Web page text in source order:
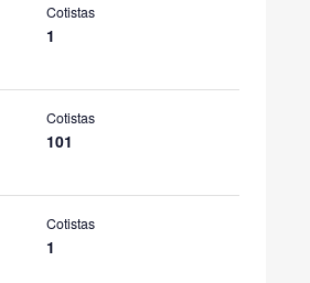
Cotistas
1
Cotistas
101
Cotistas
1